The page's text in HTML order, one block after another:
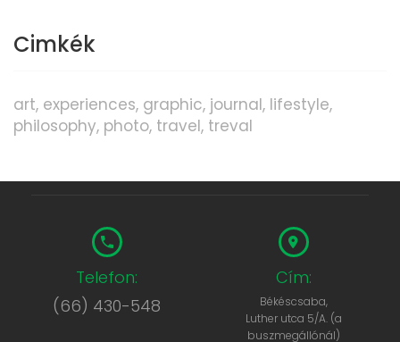
Cimkék
art experiences graphic journal lifestyle
philosophy photo travel treval
Telefon:
(66) 430-548
Cím:
Békéscsaba,
Luther utca 5/A. (a
buszmegállónál)